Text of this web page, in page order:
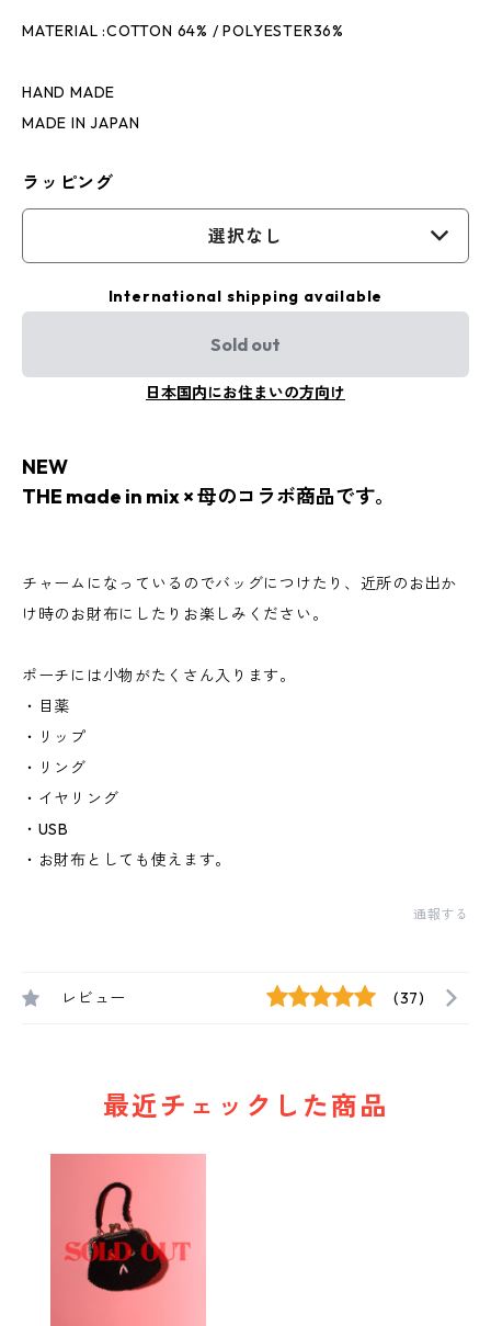
MATERIAL :COTTON 64% / POLYESTER36%
HAND MADE
MADE IN JAPAN
ラッピング
選択なし
International shipping available
Sold out
日本国内にお住まいの方向け
NEW
THE made in mix × 母のコラボ商品です。
チャームになっているのでバッグにつけたり、近所のお出か
け時のお財布にしたりお楽しみください。
ポーチには小物がたくさん入ります。
・目薬
・リップ
・リング
・イヤリング
・USB
・お財布としても使えます。
通報する
レビュー (37)
最近チェックした商品